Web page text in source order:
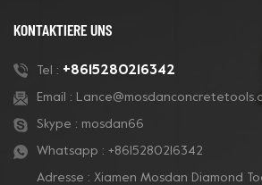
versehen und können
Trägerpolster montiert
werden, um auf jede
Bodenmaschine zu
passen.
passen.
KONTAKTIERE UNS
Tel : +8615280216342
Email :
Skype : mosdan66
Whatsapp : +8615280216342
Adresse : Xiamen Mosdan Diamond